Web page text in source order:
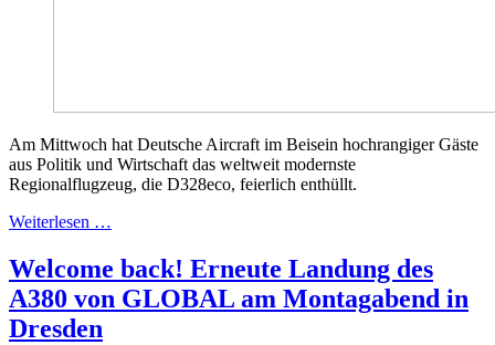
Am Mittwoch hat Deutsche Aircraft im Beisein hochrangiger Gäste
aus Politik und Wirtschaft das weltweit modernste
Regionalflugzeug, die D328eco, feierlich enthüllt.
Weiterlesen …
Welcome back! Erneute Landung des
A380 von GLOBAL am Montagabend in
Dresden